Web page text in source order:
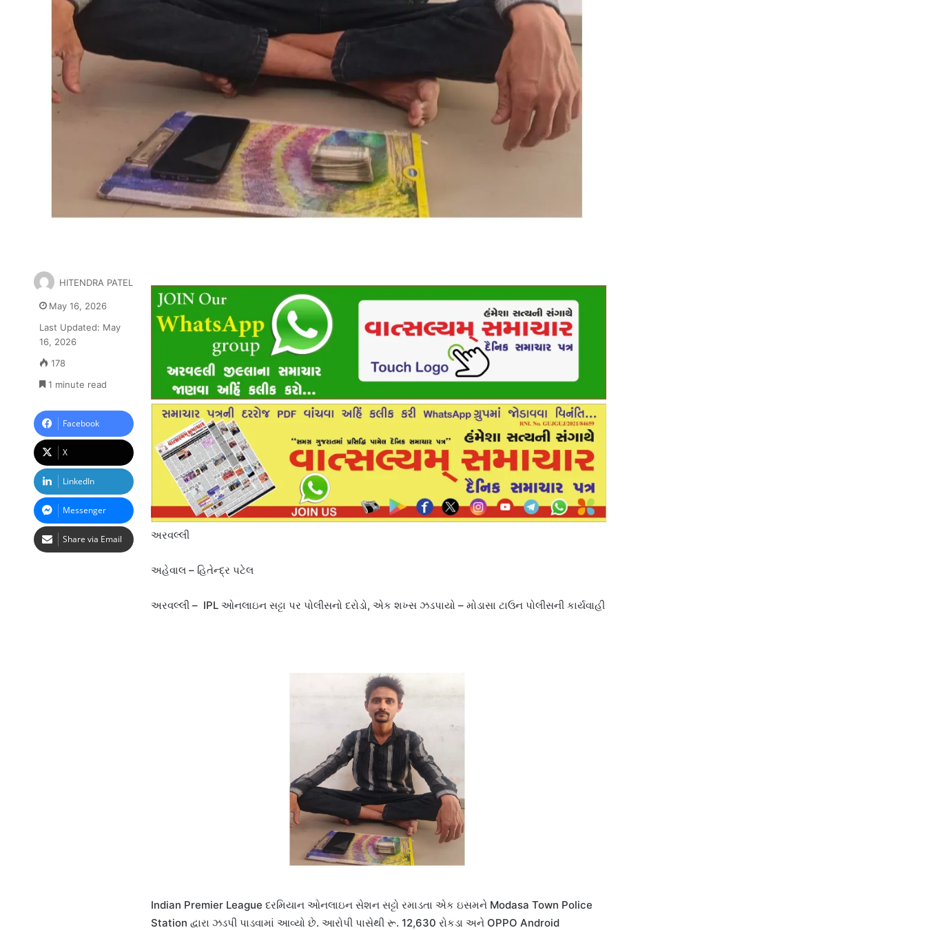
અરવલ્લી
અહેવાલ – હિતેન્દ્ર પટેલ
અરવલ્લી – IPL ઓનલાઇન સટ્ટા પર પોલીસનો દરોડો, એક શખ્સ ઝડપાયો – મોડાસા ટાઉન પોલીસની કાર્યવાહી
Indian Premier League દરમિયાન ઓનલાઇન સેશન સટ્ટો રમાડતા એક ઇસમને Modasa Town Police
Station દ્વારા ઝડપી પાડવામાં આવ્યો છે. આરોપી પાસેથી રૂ. 12,630 રોકડા અને OPPO Android
HITENDRA PATEL
May 16, 2026
Last Updated: May
16, 2026
178
1 minute read
Facebook
X
LinkedIn
Messenger
Share via Email